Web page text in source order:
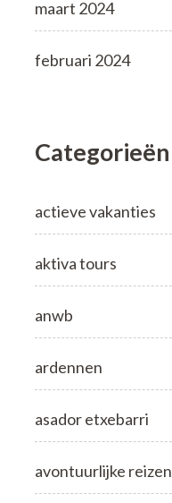
maart 2024
februari 2024
Categorieën
actieve vakanties
aktiva tours
anwb
ardennen
asador etxebarri
avontuurlijke reizen